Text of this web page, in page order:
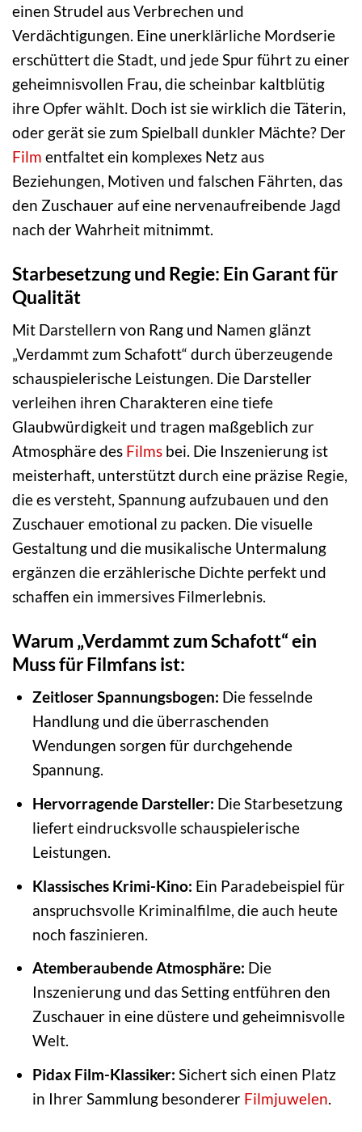
einen Strudel aus Verbrechen und
Verdächtigungen. Eine unerklärliche Mordserie
erschüttert die Stadt, und jede Spur führt zu einer
geheimnisvollen Frau, die scheinbar kaltblütig
ihre Opfer wählt. Doch ist sie wirklich die Täterin,
oder gerät sie zum Spielball dunkler Mächte? Der
Film entfaltet ein komplexes Netz aus
Beziehungen, Motiven und falschen Fährten, das
den Zuschauer auf eine nervenaufreibende Jagd
nach der Wahrheit mitnimmt.
Starbesetzung und Regie: Ein Garant für
Qualität
Mit Darstellern von Rang und Namen glänzt
„Verdammt zum Schafott“ durch überzeugende
schauspielerische Leistungen. Die Darsteller
verleihen ihren Charakteren eine tiefe
Glaubwürdigkeit und tragen maßgeblich zur
Atmosphäre des Films bei. Die Inszenierung ist
meisterhaft, unterstützt durch eine präzise Regie,
die es versteht, Spannung aufzubauen und den
Zuschauer emotional zu packen. Die visuelle
Gestaltung und die musikalische Untermalung
ergänzen die erzählerische Dichte perfekt und
schaffen ein immersives Filmerlebnis.
Warum „Verdammt zum Schafott“ ein
Muss für Filmfans ist:
Zeitloser Spannungsbogen: Die fesselnde
Handlung und die überraschenden
Wendungen sorgen für durchgehende
Spannung.
Hervorragende Darsteller: Die Starbesetzung
liefert eindrucksvolle schauspielerische
Leistungen.
Klassisches Krimi-Kino: Ein Paradebeispiel für
anspruchsvolle Kriminalfilme, die auch heute
noch faszinieren.
Atemberaubende Atmosphäre: Die
Inszenierung und das Setting entführen den
Zuschauer in eine düstere und geheimnisvolle
Welt.
Pidax Film-Klassiker: Sichert sich einen Platz
in Ihrer Sammlung besonderer Filmjuwelen